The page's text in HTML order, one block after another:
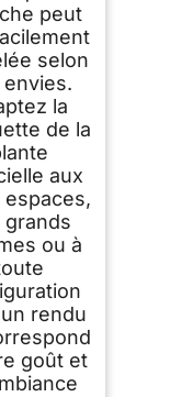
peut
selon
la
de la
aux
espaces,
grands
ou à
rendu
goût et